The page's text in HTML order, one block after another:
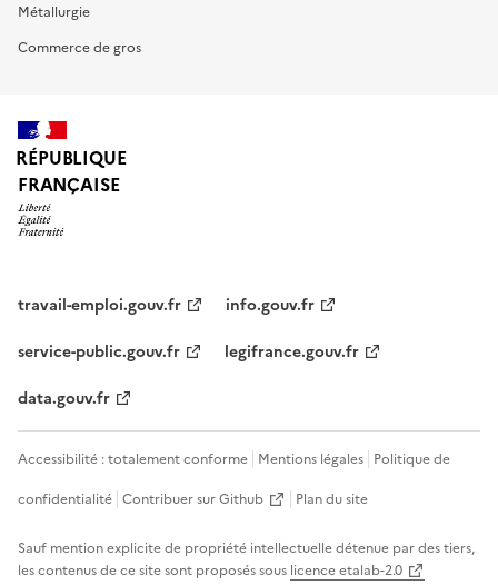
Métallurgie
Commerce de gros
RÉPUBLIQUE
FRANÇAISE
travail-emploi.gouv.fr
info.gouv.fr
service-public.gouv.fr
legifrance.gouv.fr
data.gouv.fr
Accessibilité : totalement conforme Mentions légales Politique de
confidentialité Contribuer sur Github Plan du site
Sauf mention explicite de propriété intellectuelle détenue par des tiers,
les contenus de ce site sont proposés sous licence etalab-2.0